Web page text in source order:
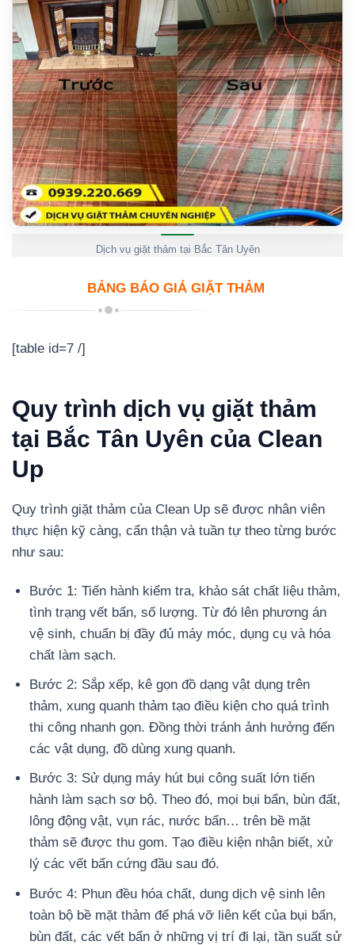
Dịch vụ giặt thảm tại Bắc Tân Uyên
BẢNG BÁO GIÁ GIẶT THẢM
[table id=7 /]
Quy trình dịch vụ giặt thảm
tại Bắc Tân Uyên của Clean
Up
Quy trình giặt thảm của Clean Up sẽ được nhân viên
thực hiện kỹ càng, cẩn thận và tuần tự theo từng bước
như sau:
Bước 1: Tiến hành kiểm tra, khảo sát chất liệu thảm,
tình trạng vết bẩn, số lượng. Từ đó lên phương án
vệ sinh, chuẩn bị đầy đủ máy móc, dụng cụ và hóa
chất làm sạch.
Bước 2: Sắp xếp, kê gọn đồ dạng vật dụng trên
thảm, xung quanh thảm tạo điều kiện cho quá trình
thi công nhanh gọn. Đồng thời tránh ảnh hưởng đến
các vật dụng, đồ dùng xung quanh.
Bước 3: Sử dụng máy hút bụi công suất lớn tiến
hành làm sạch sơ bộ. Theo đó, mọi bụi bẩn, bùn đất,
lông động vật, vụn rác, nước bẩn… trên bề mặt
thảm sẽ được thu gom. Tạo điều kiện nhận biết, xử
lý các vết bẩn cứng đầu sau đó.
Bước 4: Phun đều hóa chất, dung dịch vệ sinh lên
toàn bộ bề mặt thảm để phá vỡ liên kết của bụi bẩn,
bùn đất, các vết bẩn ở những vị trí đi lại, tần suất sử